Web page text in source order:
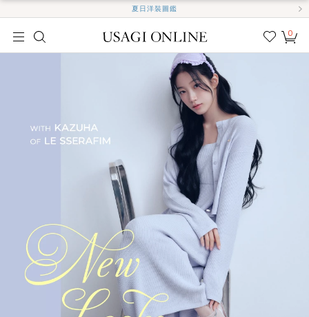
夏日洋裝圖鑑
我的
0